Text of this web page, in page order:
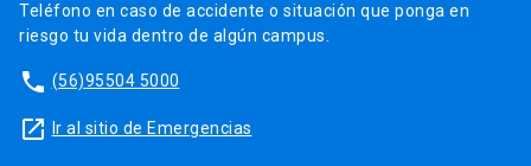
Teléfono en caso de accidente o situación que ponga en
riesgo tu vida dentro de algún campus.
phone (56)95504 5000
launch Ir al sitio de Emergencias